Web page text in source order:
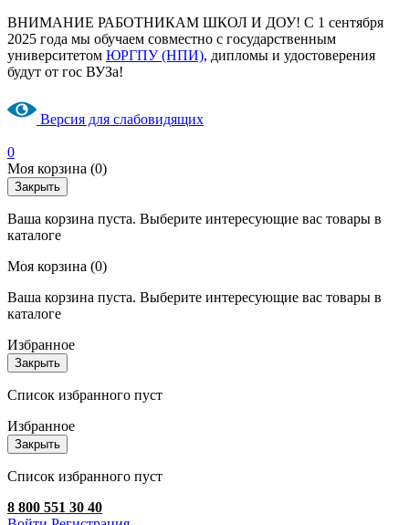
ВНИМАНИЕ РАБОТНИКАМ ШКОЛ И ДОУ! С 1 сентября
2025 года мы обучаем совместно с государственным
университетом ЮРГПУ (НПИ), дипломы и удостоверения
будут от гос ВУЗа!
Версия для слабовидящих
0
Моя корзина (0)
Закрыть
Ваша корзина пуста. Выберите интересующие вас товары в
каталоге
Моя корзина (0)
Ваша корзина пуста. Выберите интересующие вас товары в
каталоге
Избранное
Закрыть
Список избранного пуст
Избранное
Закрыть
Список избранного пуст
8 800 551 30 40